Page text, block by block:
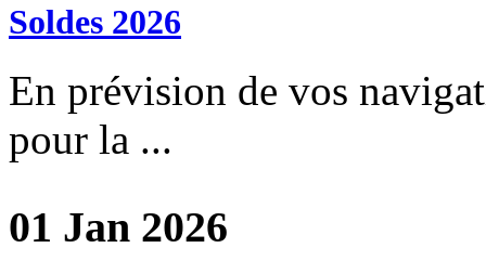
Soldes 2026
En prévision de vos
pour la ...
01 Jan 2026